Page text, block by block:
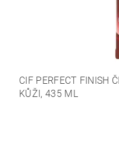
CIF PERFECT FINISH
KŮŽI, 435 ML